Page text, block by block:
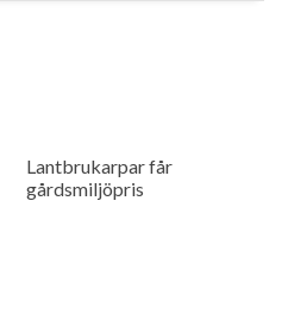
Lantbrukarpar får
gårdsmiljöpris